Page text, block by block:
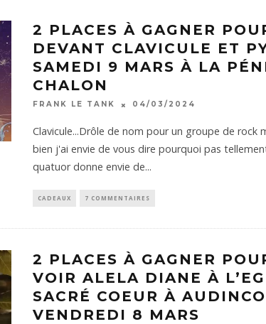
2 PLACES À GAGNER
DEVANT CLAVICULE ET
SAMEDI 9 MARS À LA
CHALON
FRANK LE TANK 04/03/2024
Clavicule...Drôle de nom pour un groupe de rock
bien j'ai envie de vous dire pourquoi pas
quatuor donne envie de...
CADEAUX 7 COMMENTAIRES
2 PLACES À GAGNER
VOIR ALELA DIANE À
SACRÉ COEUR À
VENDREDI 8 MARS